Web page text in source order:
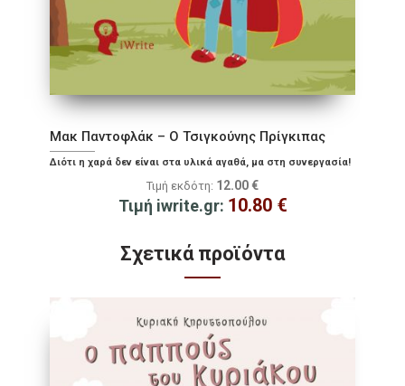
Μακ Παντοφλάκ – Ο Τσιγκούνης Πρίγκιπας
Διότι η χαρά δεν είναι στα υλικά αγαθά, μα στη συνεργασία!
Τιμή εκδότη: 12.00 €
Τιμή iwrite.gr: 10.80 €
Σχετικά προϊόντα